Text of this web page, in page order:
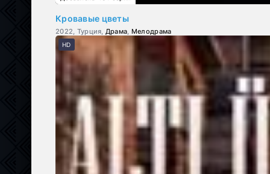
Кровавые цветы
2022, Турция, Драма, Мелодрама
HD